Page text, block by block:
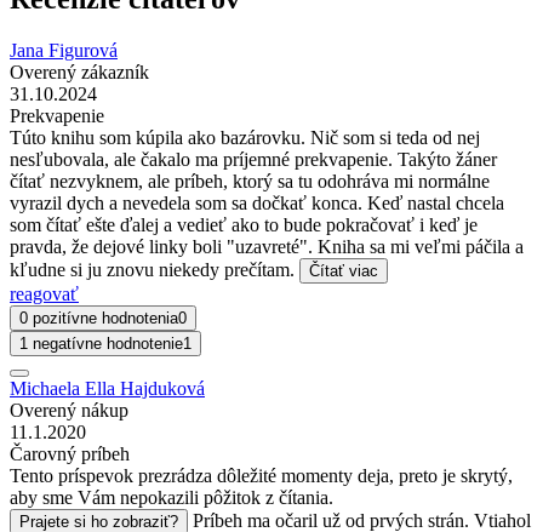
Jana Figurová
Overený zákazník
31.10.2024
Prekvapenie
Túto knihu som kúpila ako bazárovku. Nič som si teda od nej
nesľubovala, ale čakalo ma príjemné prekvapenie. Takýto žáner
čítať nezvyknem, ale príbeh, ktorý sa tu odohráva mi normálne
vyrazil dych a nevedela som sa dočkať konca. Keď nastal chcela
som čítať ešte ďalej a vedieť ako to bude pokračovať i keď je
pravda, že dejové linky boli "uzavreté". Kniha sa mi veľmi páčila a
kľudne si ju znovu niekedy prečítam.
Čítať viac
reagovať
0 pozitívne hodnotenia0
1 negatívne hodnotenie1
Michaela Ella Hajduková
Overený nákup
11.1.2020
Čarovný príbeh
Tento príspevok prezrádza dôležité momenty deja, preto je skrytý,
aby sme Vám nepokazili pôžitok z čítania.
Prajete si ho zobraziť?
Príbeh ma očaril už od prvých strán. Vtiahol